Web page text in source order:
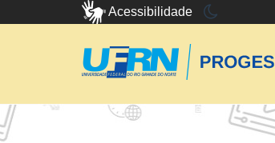
Acessibilidade